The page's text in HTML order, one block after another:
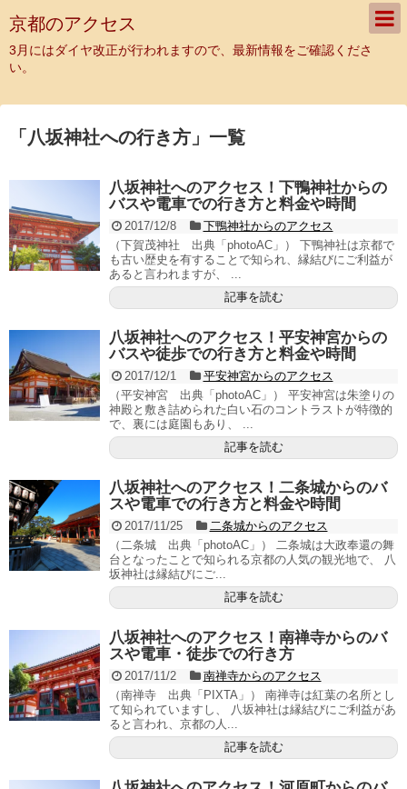
京都のアクセス
3月にはダイヤ改正が行われますので、最新情報をご確認くださ
い。
「 八坂神社への行き方 」 一覧
八坂神社へのアクセス！下鴨神社からの
バスや電車での行き方と料金や時間
2017/12/8
下鴨神社からのアクセス
（下賀茂神社 出典「photoAC」） 下鴨神社は京都で
も古い歴史を有することで知られ、縁結びにご利益が
あると言われますが、 ...
記事を読む
八坂神社へのアクセス！平安神宮からの
バスや徒歩での行き方と料金や時間
2017/12/1
平安神宮からのアクセス
（平安神宮 出典「photoAC」） 平安神宮は朱塗りの
神殿と敷き詰められた白い石のコントラストが特徴的
で、裏には庭園もあり、 ...
記事を読む
八坂神社へのアクセス！二条城からのバ
スや電車での行き方と料金や時間
2017/11/25
二条城からのアクセス
（二条城 出典「photoAC」） 二条城は大政奉還の舞
台となったことで知られる京都の人気の観光地で、 八
坂神社は縁結びにご...
記事を読む
八坂神社へのアクセス！南禅寺からのバ
スや電車・徒歩での行き方
2017/11/2
南禅寺からのアクセス
（南禅寺 出典「PIXTA」） 南禅寺は紅葉の名所とし
て知られていますし、 八坂神社は縁結びにご利益があ
ると言われ、京都の人...
記事を読む